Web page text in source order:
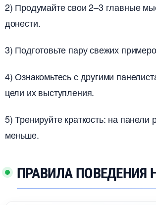
2) Продумайте свои 2–3 главные
донести.
3) Подготовьте пару свежих
4) Ознакомьтесь с другими
цели их выступления.
5) Тренируйте краткость: на
меньше.
ПРАВИЛА ПОВЕДЕНИЯ